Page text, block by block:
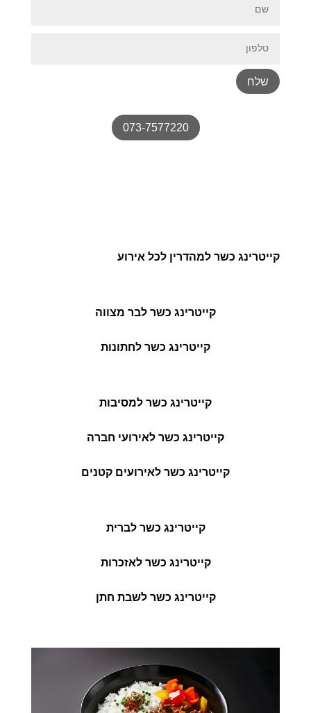
שלח
073-7577220
קייטרינג כשר למהדרין לכל אירוע
קייטרינג כשר לבר מצווה
קייטרינג כשר לחתונות
קייטרינג כשר למסיבות
קייטרינג כשר לאירועי חברה
קייטרינג כשר לאירועים קטנים
קייטרינג כשר לברית
קייטרינג כשר לאזכרות
קייטרינג כשר לשבת חתן